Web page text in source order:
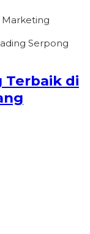
Marketing
Terbaik di